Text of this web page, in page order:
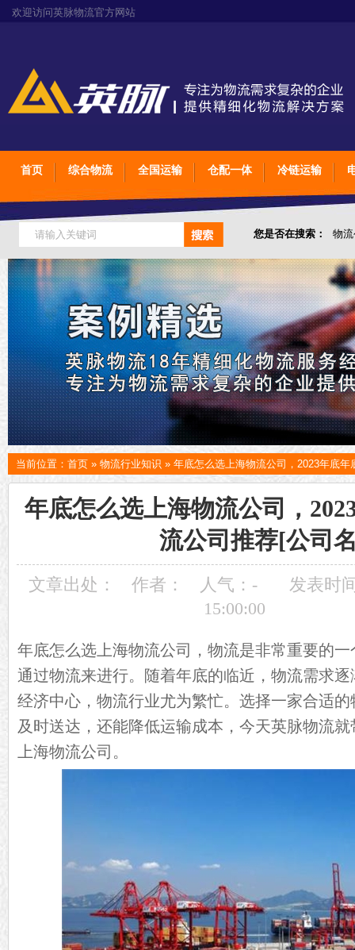
欢迎访问英脉物流官方网站
首页 综合物流 全国运输 仓配一体 冷链运输
您是否在搜索： 物
仓储综合专业定制物
当前位置： 首页 » 物流行业知识 » 年底怎么选上海物流公司，2023年底
年底怎么选上海物流公司，
流公司推荐[公司
文章出处： 作者： 人气： -
发表时
15:00:00
年底怎么选 上海物流公司
，物流是非常重要的
通过物流来进行。随着年底的临近，物流需求
经济中心，物流行业尤为繁忙。选择一家合适
及时送达，还能降低运输成本，今天英脉物流
上海物流公司。